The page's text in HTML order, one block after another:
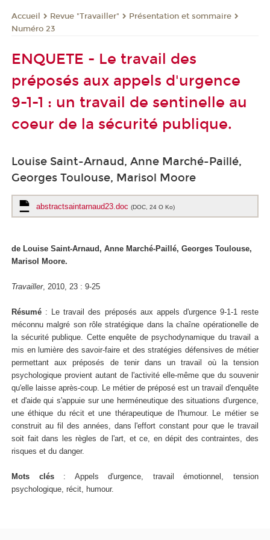
Accueil Revue "Travailler"
Présentation et sommaire
Numéro 23
ENQUETE - Le travail des
préposés aux appels d'urgence
9-1-1 : un travail de sentinelle au
coeur de la sécurité publique.
Louise Saint-Arnaud, Anne Marché-Paillé,
Georges Toulouse, Marisol Moore
abstractsaintarnaud23.doc (DOC, 24 O Ko)
de Louise Saint-Arnaud, Anne Marché-Paillé, Georges Toulouse,
Marisol Moore.
Travailler, 2010, 23 : 9-25
Résumé : Le travail des préposés aux appels d'urgence 9-1-1 reste
méconnu malgré son rôle stratégique dans la chaîne opérationelle de
la sécurité publique. Cette enquête de psychodynamique du travail a
mis en lumière des savoir-faire et des stratégies défensives de métier
permettant aux préposés de tenir dans un travail où la tension
psychologique provient autant de l'activité elle-même que du souvenir
qu'elle laisse après-coup. Le métier de préposé est un travail d'enquête
et d'aide qui s'appuie sur une herméneutique des situations d'urgence,
une éthique du récit et une thérapeutique de l'humour. Le métier se
construit au fil des années, dans l'effort constant pour que le travail
soit fait dans les règles de l'art, et ce, en dépit des contraintes, des
risques et du danger.
Mots clés: Appels d'urgence, travail émotionnel, tension
psychologique, récit, humour.